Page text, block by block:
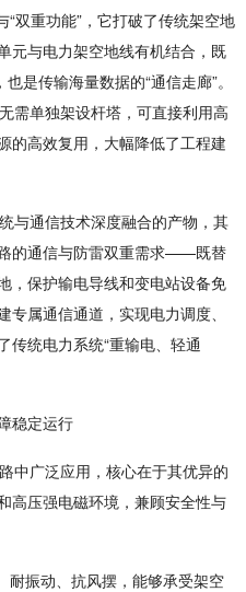
“双重功能”，它打破了传统架空地
元与电力架空地线有机结合，既
是传输海量数据的“通信走廊”。
需单独架设杆塔，可直接利用高
的高效复用，大幅降低了工程建
与通信技术深度融合的产物，其
的通信与防雷双重需求——既替
，保护输电导线和变电站设备免
属通信通道，实现电力调度、
传统电力系统“重输电、轻通
稳定运行
中广泛应用，核心在于其优异的
高压强电磁环境，兼顾安全性与
耐振动、抗风摆，能够承受架空